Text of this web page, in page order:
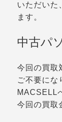
いただいた
ます。
中古パ
今回の買取
ご不要にな
MACSELL
今回の買取